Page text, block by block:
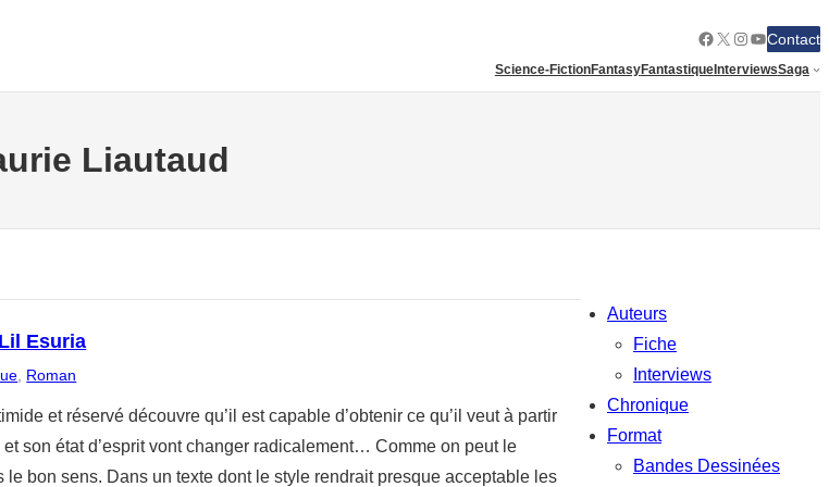
Facebook
X Instagram
YouTube
Contact
Science-FictionFantasyFantastiqueInterviewsSaga
Liautaud
Esuria
Roman
et réservé découvre qu’il est capable d’obtenir ce qu’il veut à partir
et son état d’esprit vont changer radicalement… Comme on peut le
le bon sens. Dans un texte dont le style rendrait presque acceptable les
Auteurs
Fiche
Interviews
Chronique
Format
Bandes Dessinées